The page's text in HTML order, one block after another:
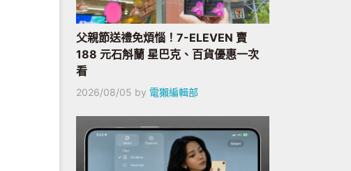
父親節送禮免煩惱！7-ELEVEN 賣
188 元石斛蘭 星巴克、百貨優惠一次
看
2026/08/05 by 電獺編輯部